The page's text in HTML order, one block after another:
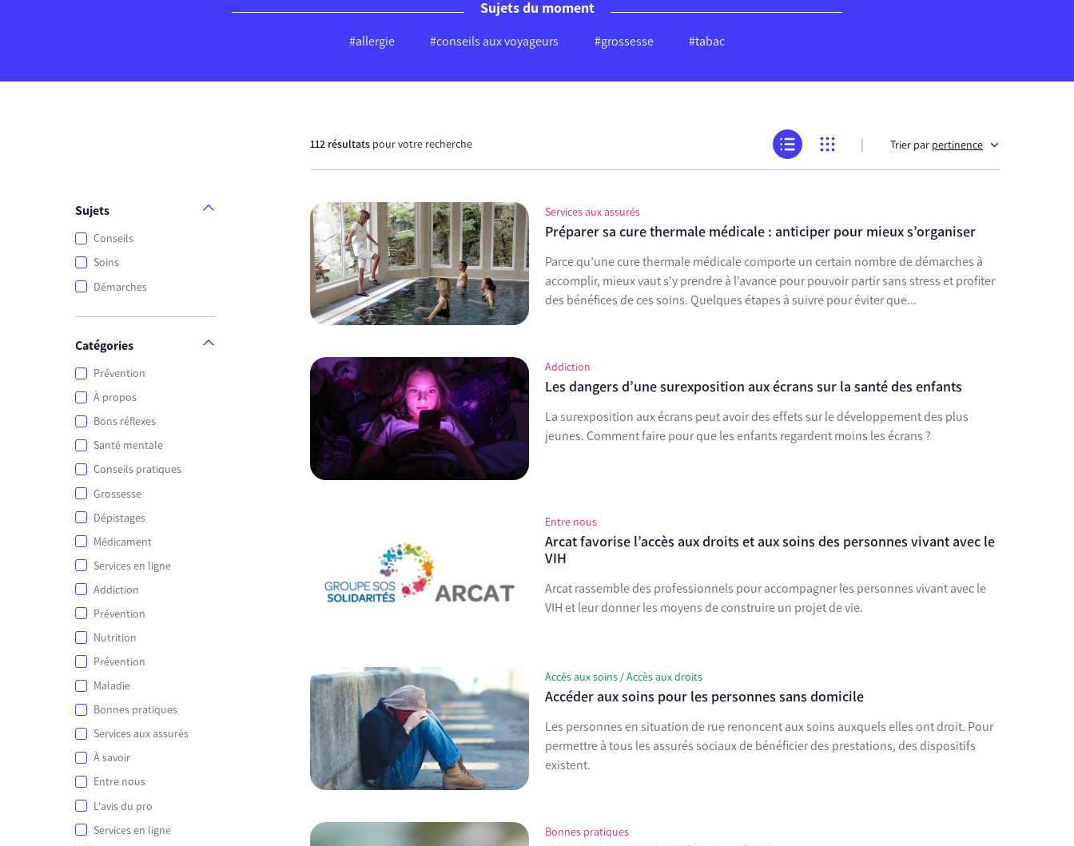
Sujets du moment
#allergie #conseils aux voyageurs #grossesse #tabac
Sujets
Conseils
Soins
Démarches
Catégories
Prévention
À propos
Bons réflexes
Santé mentale
Conseils pratiques
Grossesse
Dépistages
Médicament
Services en ligne
Addiction
Prévention
Nutrition
Prévention
Maladie
Bonnes pratiques
Services aux assurés
À savoir
Entre nous
L'avis du pro
Services en ligne
112 résultats pour votre recherche | Trier par pertinence
Services aux assurés
Préparer sa cure thermale médicale : anticiper pour mieux s’organiser
Parce qu’une cure thermale médicale comporte un certain nombre de démarches à
accomplir, mieux vaut s’y prendre à l’avance pour pouvoir partir sans stress et profiter
des bénéfices de ces soins. Quelques étapes à suivre pour éviter que...
Addiction
Les dangers d’une surexposition aux écrans sur la santé des enfants
La surexposition aux écrans peut avoir des effets sur le développement des plus
jeunes. Comment faire pour que les enfants regardent moins les écrans ?
Entre nous
Arcat favorise l’accès aux droits et aux soins des personnes vivant avec le
VIH
Arcat rassemble des professionnels pour accompagner les personnes vivant avec le
VIH et leur donner les moyens de construire un projet de vie.
Accès aux soins / Accès aux droits
Accéder aux soins pour les personnes sans domicile
Les personnes en situation de rue renoncent aux soins auxquels elles ont droit. Pour
permettre à tous les assurés sociaux de bénéficier des prestations, des dispositifs
existent.
Bonnes pratiques